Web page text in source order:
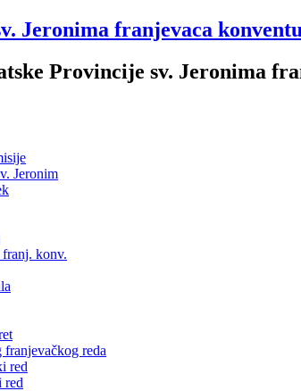
Jeronima franjevaca
Provincije sv. Jeronima
Jeronim
franj. konv.
reda
red
red